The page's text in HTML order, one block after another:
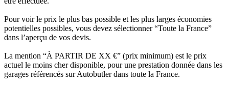
Pour voir le prix le plus bas possible et les plus larges économies
potentielles possibles, vous devez sélectionner “Toute la France”
dans l’aperçu de vos devis.
La mention “À PARTIR DE XX €” (prix minimum) est le prix
actuel le moins cher disponible, pour une prestation donnée dans les
garages référencés sur Autobutler dans toute la France.